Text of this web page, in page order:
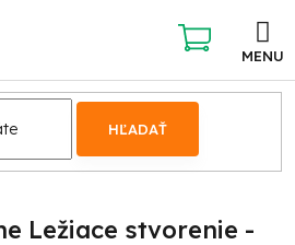
HĽADAŤ
NÁKUPNÝ
KOŠÍK
Ležiace stvorenie -